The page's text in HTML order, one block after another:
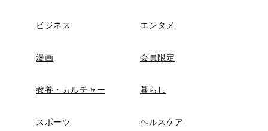
ビジネス エンタメ
漫画 会員限定
教養・カルチャー 暮らし
スポーツ ヘルスケア